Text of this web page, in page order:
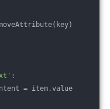
:
item.value